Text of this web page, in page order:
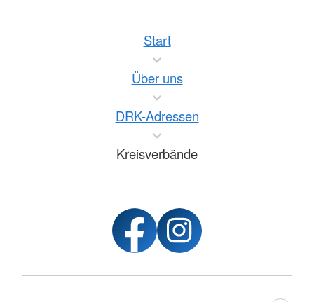
Start
Über uns
DRK-Adressen
Kreisverbände